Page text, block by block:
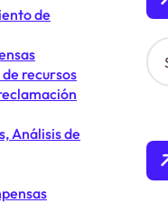
de
recursos
Análisis de
S
e
h
o